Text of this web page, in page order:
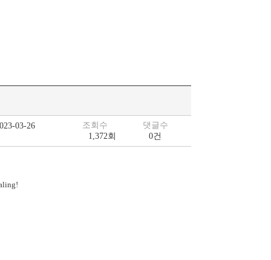
03-26
조회수
1,372회
댓글수
0건